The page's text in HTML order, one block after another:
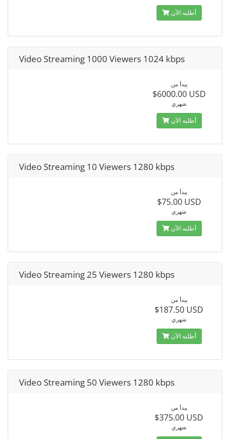
أطلبه الآن
Video Streaming 1000 Viewers 1024 kbps
يبدأ من
$6000.00 USD
شهري
أطلبه الآن
Video Streaming 10 Viewers 1280 kbps
يبدأ من
$75.00 USD
شهري
أطلبه الآن
Video Streaming 25 Viewers 1280 kbps
يبدأ من
$187.50 USD
شهري
أطلبه الآن
Video Streaming 50 Viewers 1280 kbps
يبدأ من
$375.00 USD
شهري